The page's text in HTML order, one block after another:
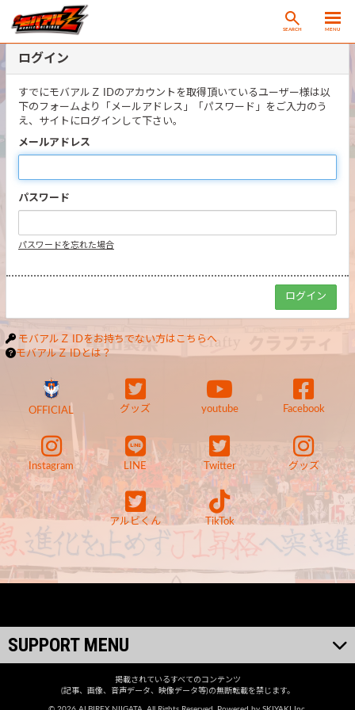
SEARCH MENU
ログイン
すでにモバアルＺ IDのアカウントを取得頂いているユーザー様は以
下のフォームより「メールアドレス」「パスワード」をご入力のう
え、サイトにログインして下さい。
メールアドレス
パスワード
パスワードを忘れた場合
モバアルＺ IDをお持ちでない方はこちらへ
モバアルＺ IDとは？
OFFICIAL グッズ youtube Facebook
Instagram LINE Twitter グッズ
アルビくん TikTok
SUPPORT MENU
掲載されているすべてのコンテンツ
(記事、画像、音声データ、映像データ等)の無断転載を禁じます。